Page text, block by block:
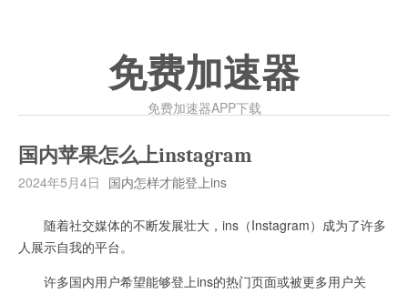
免费加速器
免费加速器APP下载
国内苹果怎么上instagram
2024年5月4日 国内怎样才能登上ins
随着社交媒体的不断发展壮大，ins（Instagram）成为了许多
人展示自我的平台。
许多国内用户希望能够登上ins的热门页面或被更多用户关